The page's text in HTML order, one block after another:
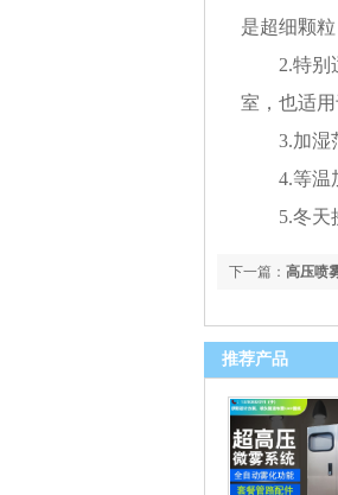
是超细颗
2.特别
室，也适
3.加湿
4.等温
5.冬天
下一篇： 高压喷
推荐产品